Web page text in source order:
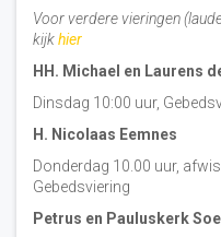
Voor verdere vieringen
kijkhier
HH. Michael en Laurens
Dinsdag 10:00 uur,
H. Nicolaas Eemnes
Donderdag 10.00 uur,
Gebedsviering
Petrus en Pauluskerk